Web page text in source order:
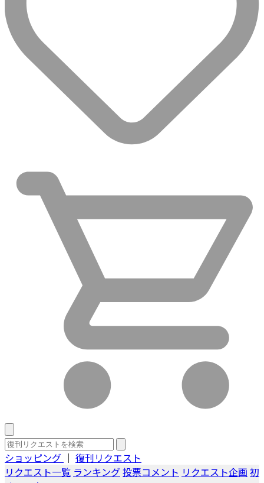
ショッピング ｜ 復刊リクエスト
リクエスト一覧 ランキング投票コメント リクエスト企画 初